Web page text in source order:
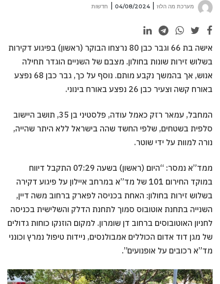
מערכת מה הלוז 04/08/2024 חדשות
אישה בת 66 וגבר כבן 80 נרצחו הבוקר (ראשון) בפיגוע דקירות
בשלוש זירות שונות בחולון. מצבם של השניים הוגדר תחילה
אנוש, אך בהמשך נקבע מותם. נוסף על כך, גבר כבן 68 נפצע
באורח קשה וצעיר כבן 26 נפצע באורח בינוני.
המחבל, עמאר רזק כאמל עודה, פלסטיני בן 35, תושב היישוב
סלפית בשטחים, שלפי החשד שהה בישראל ללא היתר שהייה,
נורה למוות על ידי שוטר.
ממד”א נמסר: “היום (ראשון) בשעה 07:29 התקבל דיווח
במוקד החירום 101 של מד”א במרחב איילון על פיגוע דקירה
בשלוש זירות בחולון: האחת בכניסה לפארק ברחוב משה דיין,
השנייה בתחנת אוטובוס סמוך לתחנת הדלק והשלישית בכניסה
לחניון האוטובוסים ברחוב דן שומרון. למקום הוזנקו כוחות גדולים
של מגן דוד אדום הכוללים אמבולנסים, ניידות טיפול נמרץ וכונני
מד”א רכובים על אופנועים”.